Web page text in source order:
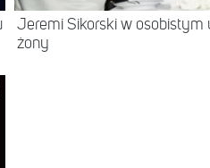
Jeremi Sikorski w osobistym
żony